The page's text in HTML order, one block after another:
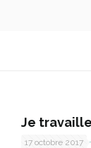
17 octobre 2017
Je